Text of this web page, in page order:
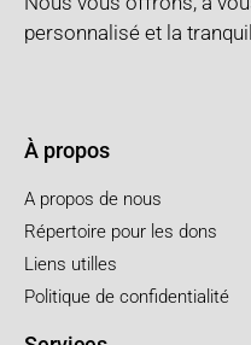
personnalisé et la
À propos
A propos de nous
Répertoire pour les dons
Liens utilles
Politique de confidentialité